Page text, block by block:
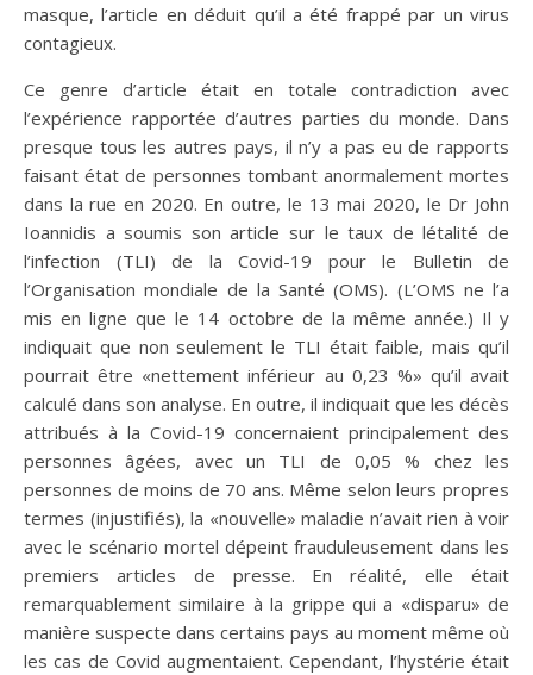
masque, l’article en déduit qu’il a été frappé par un virus
contagieux.
Ce genre d’article était en totale contradiction avec
l’expérience rapportée d’autres parties du monde. Dans
presque tous les autres pays, il n’y a pas eu de rapports
faisant état de personnes tombant anormalement mortes
dans la rue en 2020. En outre, le 13 mai 2020, le Dr John
Ioannidis a soumis son article sur le taux de létalité de
l’infection (TLI) de la Covid-19 pour le Bulletin de
l’Organisation mondiale de la Santé (OMS). (L’OMS ne l’a
mis en ligne que le 14 octobre de la même année.) Il y
indiquait que non seulement le TLI était faible, mais qu’il
pourrait être «nettement inférieur au 0,23 %» qu’il avait
calculé dans son analyse. En outre, il indiquait que les décès
attribués à la Covid-19 concernaient principalement des
personnes âgées, avec un TLI de 0,05 % chez les
personnes de moins de 70 ans. Même selon leurs propres
termes (injustifiés), la «nouvelle» maladie n’avait rien à voir
avec le scénario mortel dépeint frauduleusement dans les
premiers articles de presse. En réalité, elle était
remarquablement similaire à la grippe qui a «disparu» de
manière suspecte dans certains pays au moment même où
les cas de Covid augmentaient. Cependant, l’hystérie était